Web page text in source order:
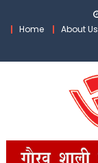
Home
About Us